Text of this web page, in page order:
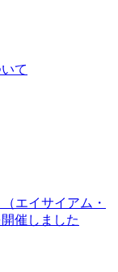
て
エイサイアム・
催しました